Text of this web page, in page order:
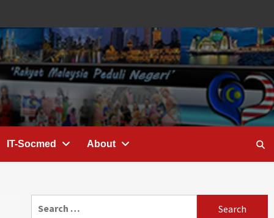
IT-Socmed About